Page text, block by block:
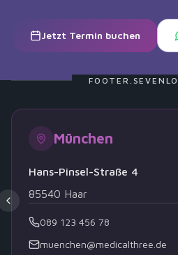
Jetzt Termin buchen
München
Hans-Pinsel-Straße 4
85540 Haar
089 123 456 78
muenchen@medicalthree.de